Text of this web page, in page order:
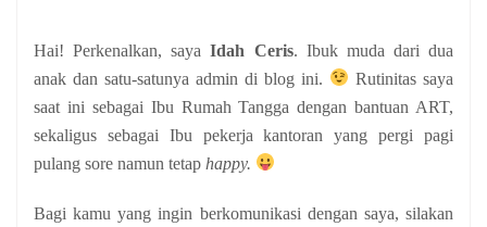
Hai! Perkenalkan, sayaIdah Ceris. Ibuk muda dari dua
anak dan satu-satunya admin di blog ini.
Rutinitas saya
saat ini sebagai Ibu Rumah Tangga dengan bantuan ART,
sekaligus sebagai Ibu pekerja kantoran yang pergi pagi
pulang sore namun tetap happy.
Bagi kamu yang ingin berkomunikasi dengan saya, silakan